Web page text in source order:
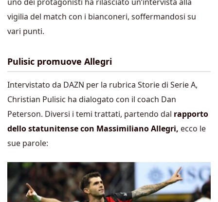
vigilia del match con i bianconeri, soffermandosi su
vari punti.
Pulisic promuove Allegri
Intervistato da DAZN per la rubrica Storie di Serie A,
Christian Pulisic ha dialogato con il coach Dan
Peterson. Diversi i temi trattati, partendo dal rapporto
dello statunitense con Massimiliano Allegri, ecco le
sue parole: